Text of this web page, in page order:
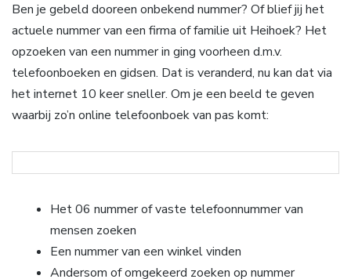
Ben je gebeld dooreen onbekend nummer? Of blief jij het
actuele nummer van een firma of familie uit Heihoek? Het
opzoeken van een nummer in ging voorheen d.m.v.
telefoonboeken en gidsen. Dat is veranderd, nu kan dat via
het internet 10 keer sneller. Om je een beeld te geven
waarbij zo’n online telefoonboek van pas komt:
Het 06 nummer of vaste telefoonnummer van
mensen zoeken
Een nummer van een winkel vinden
Andersom of omgekeerd zoeken op nummer